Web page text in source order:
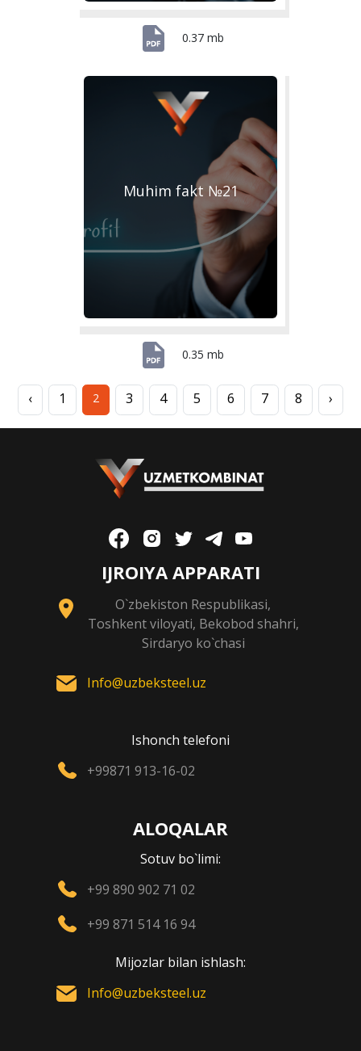
0.37 mb
Muhim fakt №21
0.35 mb
‹ 1 2 3 4 5 6 7 8 ›
IJROIYA APPARATI
O`zbekiston Respublikasi,
Toshkent viloyati, Bekobod shahri,
Sirdaryo ko`chasi
Info@uzbeksteel.uz
Ishonch telefoni
+99871 913-16-02
ALOQALAR
Sotuv bo`limi:
+99 890 902 71 02
+99 871 514 16 94
Mijozlar bilan ishlash:
Info@uzbeksteel.uz